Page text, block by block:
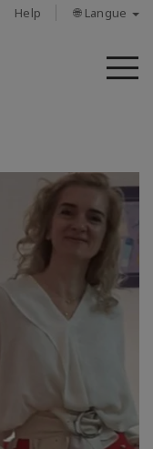
Help 🌐 Langue